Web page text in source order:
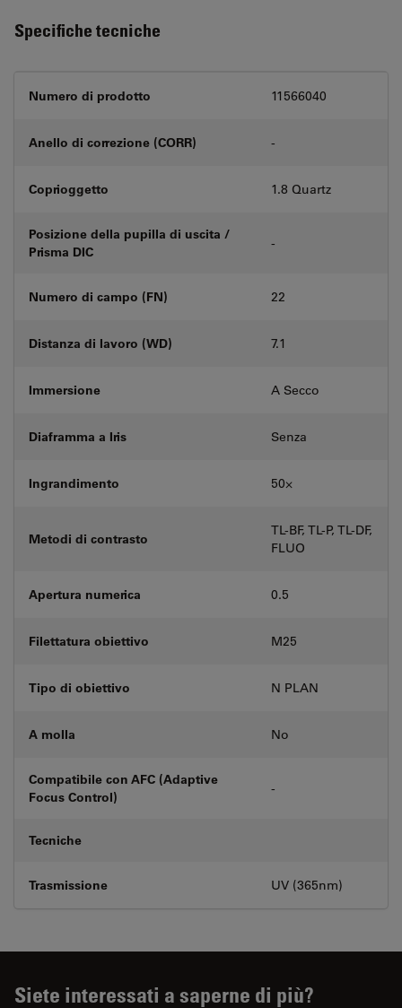
Specifiche tecniche
Numero di prodotto 11566040
Anello di correzione (CORR) -
Coprioggetto 1.8 Quartz
Posizione della pupilla di uscita /
Prisma DIC
-
Numero di campo (FN) 22
Distanza di lavoro (WD) 7.1
Immersione A Secco
Diaframma a Iris Senza
Ingrandimento 50⨉
Metodi di contrasto
TL-BF, TL-P, TL-DF,
FLUO
Apertura numerica 0.5
Filettatura obiettivo M25
Tipo di obiettivo N PLAN
A molla No
Compatibile con AFC (Adaptive
Focus Control)
-
Tecniche
Trasmissione UV (365nm)
Siete interessati a saperne di più?